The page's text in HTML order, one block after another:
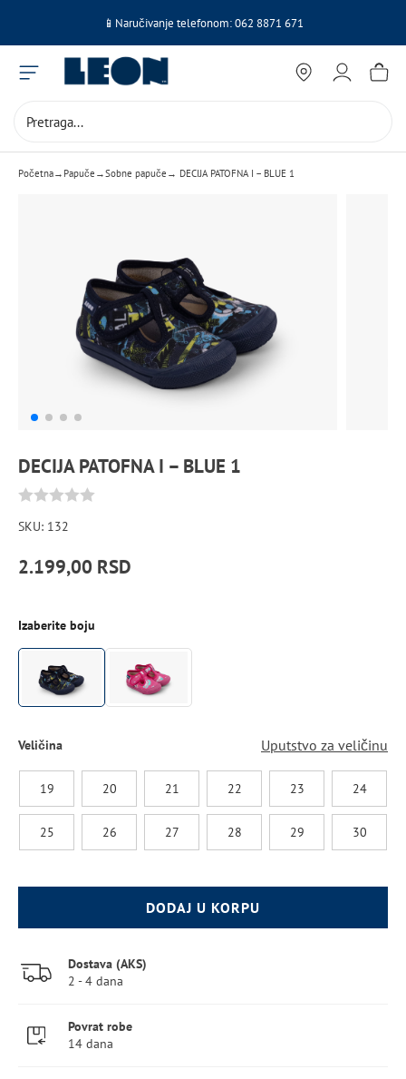
📱Naručivanje telefonom:062 8871 671
Menu Locations
My
Cart
Početna→ Papuče →Sobne papuče → DECIJA PATOFNA I – BLUE 1
DECIJA PATOFNA I – BLUE 1
of
SKU: 132
2.199,00 RSD
Izaberite boju
Veličina Uputstvo za veličinu
19 20 21 22 23 24
25 26 27 28 29 30
DODAJ U KORPU
Dostava (AKS)
2 - 4 dana
Povrat robe
14 dana